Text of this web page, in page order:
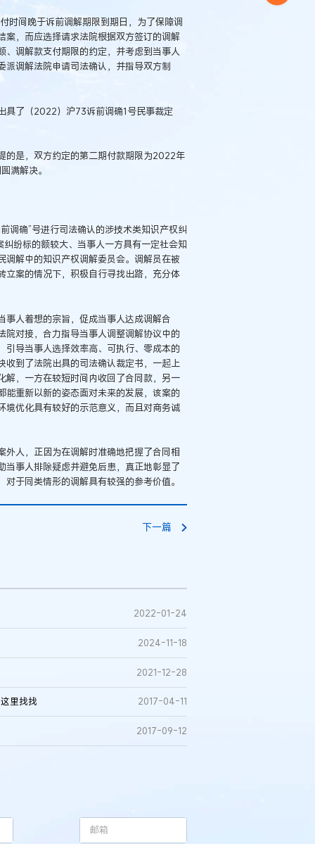
时间晚于诉前调解期限到期日，为了保障调
案，而应选择请求法院根据双方签订的调解
调解款支付期限的约定，并考虑到当事人
调解法院申请司法确认，并指导双方制
具了（2022）沪73诉前调确1号民事裁定
的是，双方约定的第二期付款期限为2022年
满解决。
调确”号进行司法确认的涉技术类知识产权纠
纷标的额较大、当事人一方具有一定社会知
解中的知识产权调解委员会。调解员在被
立案的情况下，积极自行寻找出路，充分体
人着想的宗旨，促成当事人达成调解合
对接，合力指导当事人调整调解协议中的
导当事人选择效率高、可执行、零成本的
收到了法院出具的司法确认裁定书，一起上
解，一方在较短时间内收回了合同款，另一
重新以新的姿态面对未来的发展，该案的
境优化具有较好的示范意义，而且对商务诚
人，正因为在调解时准确地把握了合同相
事人排除疑虑并避免后患，真正地彰显了
于同类情形的调解具有较强的参考价值。
下一篇
2022-01-24
2024-11-18
2021-12-28
里找找 2017-04-11
2017-09-12